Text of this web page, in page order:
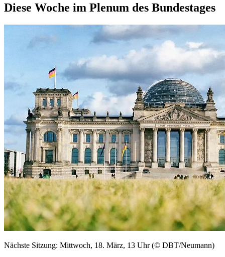
Diese Woche im Plenum des Bundestages
Nächste Sitzung: Mittwoch, 18. März, 13 Uhr (© DBT/Neumann)